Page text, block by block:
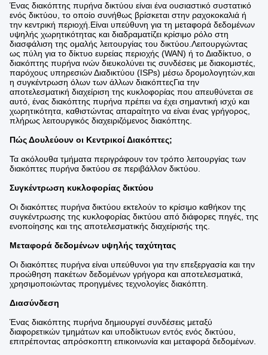
Ένας διακόπτης πυρήνα δικτύου είναι ένα ουσιαστικό συστατικό
ενός δικτύου, το οποίο συνήθως βρίσκεται στην ραχοκοκαλιά ή
την κεντρική περιοχή.Είναι υπεύθυνη για τη μεταφορά δεδομένων
υψηλής χωρητικότητας και διαδραματίζει κρίσιμο ρόλο στη
διασφάλιση της ομαλής λειτουργίας του δικτύου.Λειτουργώντας
ως πύλη για το δίκτυο ευρείας περιοχής (WAN) ή το Διαδίκτυο, ο
διακόπτης πυρήνα ινών διευκολύνει τις συνδέσεις με διακομιστές,
παρόχους υπηρεσιών Διαδικτύου (ISPs) μέσω δρομολογητών,και
η συγκέντρωση όλων των άλλων διακόπτεςΓια την
αποτελεσματική διαχείριση της κυκλοφορίας που απευθύνεται σε
αυτό, ένας διακόπτης πυρήνα πρέπει να έχει σημαντική ισχύ και
χωρητικότητα, καθιστώντας απαραίτητο να είναι ένας γρήγορος,
πλήρως λειτουργικός διαχειριζόμενος διακόπτης.
Πώς Δουλεύουν οι Κεντρικοί Διακόπτες;
Τα ακόλουθα τμήματα περιγράφουν τον τρόπο λειτουργίας των
διακόπτες πυρήνα δικτύου σε περιβάλλον δικτύου.
Συγκέντρωση κυκλοφορίας δικτύου
Οι διακόπτες πυρήνα δικτύου εκτελούν το κρίσιμο καθήκον της
συγκέντρωσης της κυκλοφορίας δικτύου από διάφορες πηγές, της
ενοποίησης και της αποτελεσματικής διαχείρισής της.
Μεταφορά δεδομένων υψηλής ταχύτητας
Οι διακόπτες πυρήνα είναι υπεύθυνοι για την επεξεργασία και την
προώθηση πακέτων δεδομένων γρήγορα και αποτελεσματικά,
χρησιμοποιώντας προηγμένες τεχνολογίες διακόπτη.
Διασύνδεση
Ένας διακόπτης πυρήνα δημιουργεί συνδέσεις μεταξύ
διαφορετικών τμημάτων και υποδίκτυων εντός ενός δικτύου,
επιτρέποντας απρόσκοπτη επικοινωνία και μεταφορά δεδομένων.